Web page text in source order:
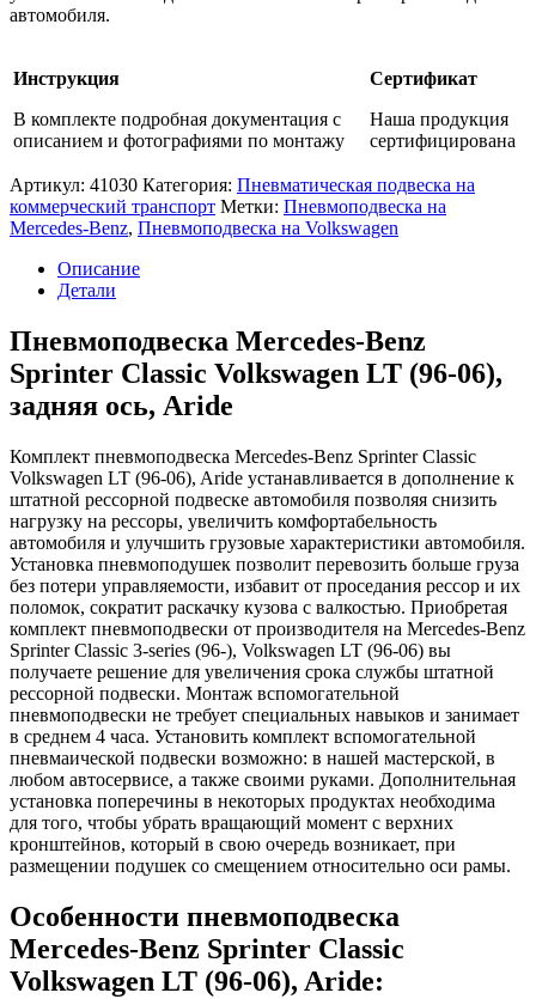
(96-),
LT
(96-
06),
задняя
ось,
Aride
автомобиля.
Инструкция
В комплекте подробная документация с
описанием и фотографиями по монтажу
Сертификат
Наша продукция
сертифицирована
Артикул: 41030 Категория: Пневматическая подвеска на
коммерческий транспорт Метки: Пневмоподвеска на
Mercedes-Benz, Пневмоподвеска на Volkswagen
Описание
Детали
Пневмоподвеска Mercedes-Benz
Sprinter Classic Volkswagen LT (96-06),
задняя ось, Aride
Комплект пневмоподвеска Mercedes-Benz Sprinter Classic
Volkswagen LT (96-06), Aride устанавливается в дополнение к
штатной рессорной подвеске автомобиля позволяя снизить
нагрузку на рессоры, увеличить комфортабельность
автомобиля и улучшить грузовые характеристики автомобиля.
Установка пневмоподушек позволит перевозить больше груза
без потери управляемости, избавит от проседания рессор и их
поломок, сократит раскачку кузова с валкостью. Приобретая
комплект пневмоподвески от производителя на Mercedes-Benz
Sprinter Classic 3-series (96-), Volkswagen LT (96-06) вы
получаете решение для увеличения срока службы штатной
рессорной подвески. Монтаж вспомогательной
пневмоподвески не требует специальных навыков и занимает
в среднем 4 часа. Установить комплект вспомогательной
пневмаической подвески возможно: в нашей мастерской, в
любом автосервисе, а также своими руками. Дополнительная
установка поперечины в некоторых продуктах необходима
для того, чтобы убрать вращающий момент с верхних
кронштейнов, который в свою очередь возникает, при
размещении подушек со смещением относительно оси рамы.
Особенности пневмоподвеска
Mercedes-Benz Sprinter Classic
Volkswagen LT (96-06), Aride: